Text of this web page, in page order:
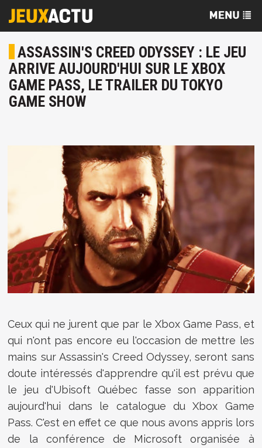
ASSASSIN'S CREED ODYSSEY : LE JEU
ARRIVE AUJOURD'HUI SUR LE XBOX
GAME PASS, LE TRAILER DU TOKYO
GAME SHOW
Ceux qui ne jurent que par le Xbox Game Pass, et
qui n'ont pas encore eu l'occasion de mettre les
mains sur Assassin's Creed Odyssey, seront sans
doute intéressés d'apprendre qu'il est prévu que
le jeu d'Ubisoft Québec fasse son apparition
aujourd'hui dans le catalogue du Xbox Game
Pass. C'est en effet ce que nous avons appris lors
de la conférence de Microsoft organisée à